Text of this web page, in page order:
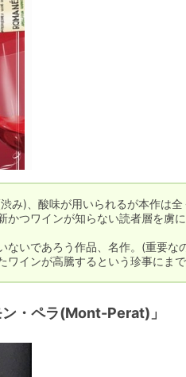
み)、酸味が用いられるが本作は全
つワインが知らない読者層を虜に
ないであろう作品、名作。(重要な
インが高騰するという珍事にまで
・ペラ(Mont-Perat)」